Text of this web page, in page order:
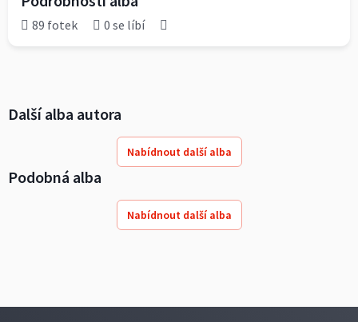
89 fotek 0 se líbí
Další alba autora
Nabídnout další alba
Podobná alba
Nabídnout další alba